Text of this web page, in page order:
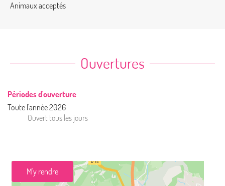
Animaux acceptés
Ouvertures
Périodes d'ouverture
Toute l'année 2026
Ouvert tous les jours
M'y rendre